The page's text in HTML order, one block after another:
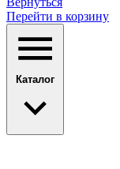
Перейти в корзину
Каталог